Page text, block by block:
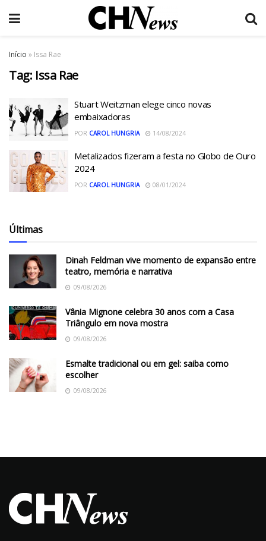
Início » Issa Rae
Tag: Issa Rae
Stuart Weitzman elege cinco novas
embaixadoras
POR CAROL HUNGRIA 14/08/2024
Metalizados fizeram a festa no Globo de Ouro
2024
POR CAROL HUNGRIA 08/01/2024
Últimas
Dinah Feldman vive momento de expansão entre
teatro, memória e narrativa
09/08/2026
Vânia Mignone celebra 30 anos com a Casa
Triângulo em nova mostra
09/08/2026
Esmalte tradicional ou em gel: saiba como
escolher
09/08/2026